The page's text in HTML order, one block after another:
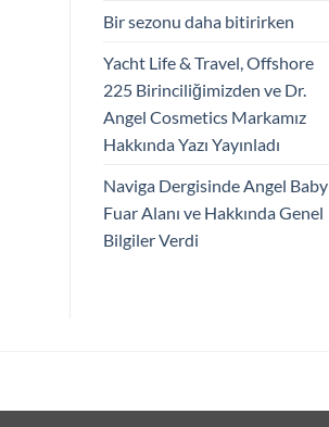
Bir sezonu daha bitirirken
Yacht Life & Travel, Offshore
225 Birinciliğimizden ve Dr.
Angel Cosmetics Markamız
Hakkında Yazı Yayınladı
Naviga Dergisinde Angel Baby
Fuar Alanı ve Hakkında Genel
Bilgiler Verdi